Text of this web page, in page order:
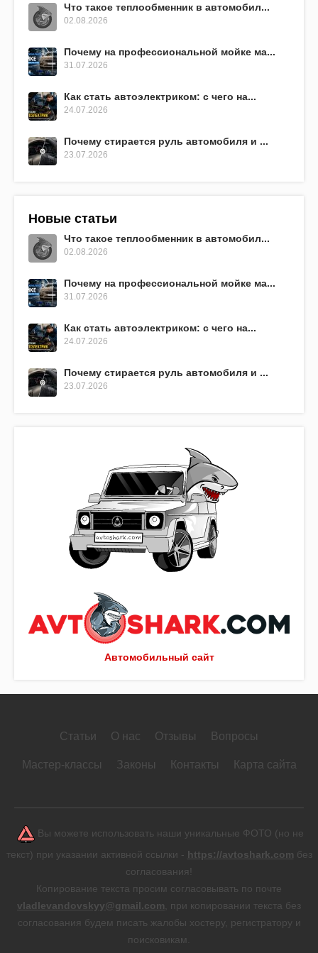
Автомобильный сайт
Что такое теплообменник в автомобил...
02.08.2026
Почему на профессиональной мойке ма...
31.07.2026
Как стать автоэлектриком: с чего на...
24.07.2026
Почему стирается руль автомобиля и ...
23.07.2026
Новые статьи
Что такое теплообменник в автомобил...
02.08.2026
Почему на профессиональной мойке ма...
31.07.2026
Как стать автоэлектриком: с чего на...
24.07.2026
Почему стирается руль автомобиля и ...
23.07.2026
Статьи О нас Отзывы Вопросы
Мастер-классы Законы Контакты Карта сайта
Вы можете использовать наши уникальные ФОТО (но не
текст) при указании активной ссылки - https://avtoshark.com без
согласования!
Копирование текста просим согласовывать по почте
vladlevandovskyy@gmail.com , при копировании текста без
согласования будем писать жалобы хостеру, регистратору и
поисковикам.